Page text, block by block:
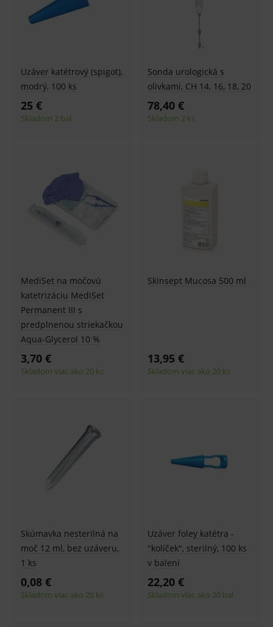
Uzáver katétrový (spigot),
modrý, 100 ks
25 €
Skladom 2 bal
Sonda urologická s
olivkami, CH 14, 16, 18, 20
78,40 €
Skladom 2 ks
MediSet na močovú
katetrizáciu MediSet
Permanent III s
predplnenou striekačkou
Aqua-Glycerol 10 %
3,70 €
Skladom viac ako 20 ks
Skinsept Mucosa 500 ml
13,95 €
Skladom viac ako 20 ks
Skúmavka nesterilná na
moč 12 ml, bez uzáveru,
1 ks
0,08 €
Skladom viac ako 20 ks
Uzáver foley katétra -
"kolíček", sterilný, 100 ks
v balení
22,20 €
Skladom viac ako 20 bal